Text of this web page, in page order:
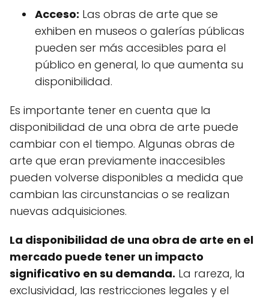
Acceso: Las obras de arte que se
exhiben en museos o galerías públicas
pueden ser más accesibles para el
público en general, lo que aumenta su
disponibilidad.
Es importante tener en cuenta que la
disponibilidad de una obra de arte puede
cambiar con el tiempo. Algunas obras de
arte que eran previamente inaccesibles
pueden volverse disponibles a medida que
cambian las circunstancias o se realizan
nuevas adquisiciones.
La disponibilidad de una obra de arte en el
mercado puede tener un impacto
significativo en su demanda. La rareza, la
exclusividad, las restricciones legales y el